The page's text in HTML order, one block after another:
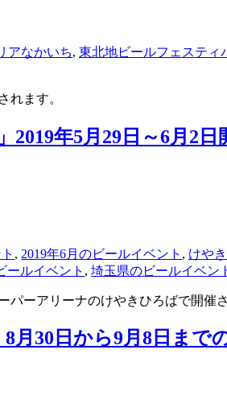
アなかいち, 東北地ビールフェスティ
れます。
年5月29日～6月2日
, 2019年6月のビールイベント , けや
ールイベント , 埼玉県のビールイベン
ーアリーナのけやきひろばで開催さ
30日から9月8日まで